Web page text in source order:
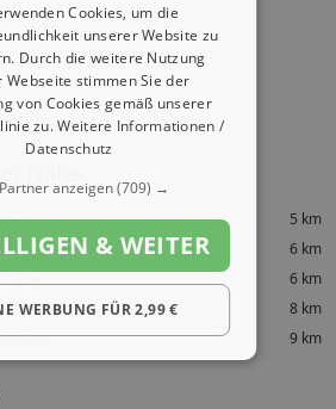
Nähe
5 km
6 km
6 km
8 km
9 km
Cookies, um die
unserer Website zu
Durch die weitere Nutzung
Webseite stimmen Sie der
von Cookies gemäß unserer
zu.Weitere Informationen /
Datenschutz
anzeigen(709) →
& WEITER
WERBUNG FÜR 2,99 €